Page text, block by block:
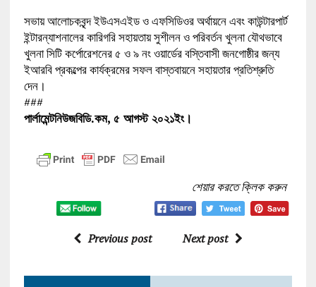
সভায় আলোচকবৃন্দ ইউএসএইড ও এফসিডিওর অর্থায়নে এবং কাউন্টারপার্ট
ইন্টারন্যাশনালের কারিগরি সহায়তায় সুশীলন ও পরিবর্তন খুলনা যৌথভাবে
খুলনা সিটি কর্পোরেশনের ৫ ও ৯ নং ওয়ার্ডের বস্তিবাসী জনগোষ্ঠীর জন্য
ইআরবি প্রকল্পের কার্যক্রমের সফল বাস্তবায়নে সহায়তার প্রতিশ্রুতি
দেন।
###
পার্লামেন্টনিউজবিডি.কম, ৫ আগস্ট ২০২১ইং।
শেয়ার করতে ক্লিক করুন
Previous post Next post